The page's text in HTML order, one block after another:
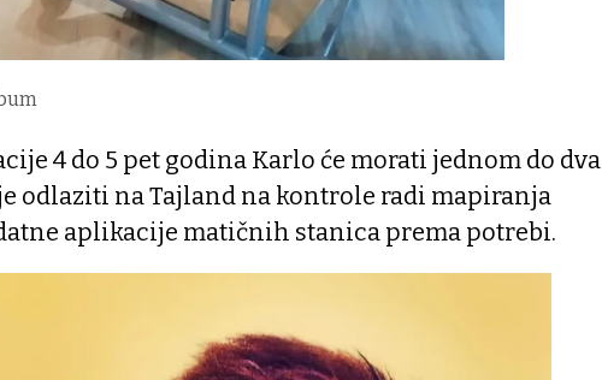
4 do 5 pet godina Karlo će morati jednom do dva
odlaziti na Tajland na kontrole radi mapiranja
aplikacije matičnih stanica prema potrebi.